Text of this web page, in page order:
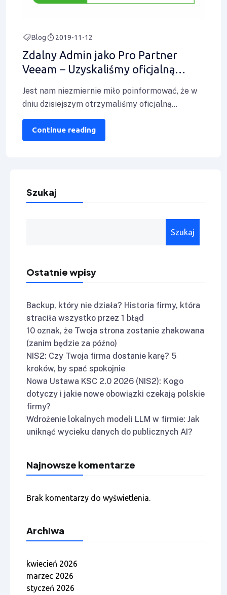
Blog 2019-11-12
Zdalny Admin jako Pro Partner
Veeam – Uzyskaliśmy oficjalną
Jest nam niezmiernie miło poinformować, że w
dniu dzisiejszym otrzymaliśmy oficjalną
autoryzację wydaną przez Veeam Software dla
naszej spółki. Dzięki
Continue reading
Szukaj
Szukaj
Ostatnie wpisy
Backup, który nie działa? Historia firmy, która
straciła wszystko przez 1 błąd
10 oznak, że Twoja strona zostanie zhakowana
(zanim będzie za późno)
NIS2: Czy Twoja firma dostanie karę? 5
kroków, by spać spokojnie
Nowa Ustawa KSC 2.0 2026 (NIS2): Kogo
dotyczy i jakie nowe obowiązki czekają polskie
firmy?
Wdrożenie lokalnych modeli LLM w firmie: Jak
uniknąć wycieku danych do publicznych AI?
Najnowsze komentarze
Brak komentarzy do wyświetlenia.
Archiwa
kwiecień 2026
marzec 2026
styczeń 2026